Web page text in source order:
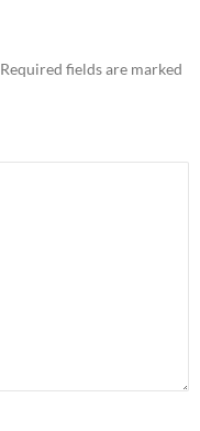
Required fields are marked